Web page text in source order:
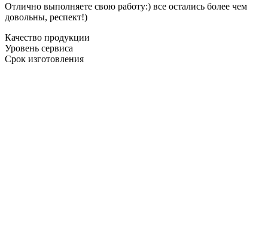
Отлично выполняете свою работу:) все остались более чем
довольны, респект!)
Качество продукции
Уровень сервиса
Срок изготовления